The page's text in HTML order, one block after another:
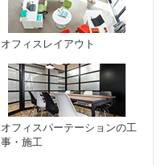
オフィスレイアウト
オフィスパーテーションの工
事・施工